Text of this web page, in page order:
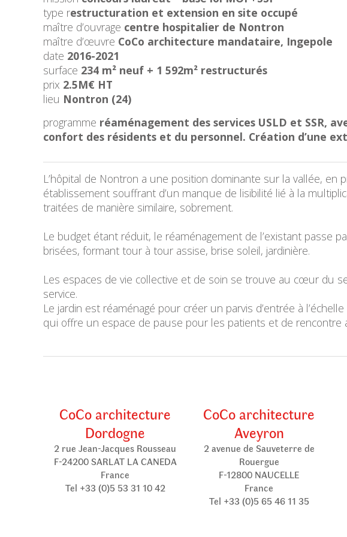
type restructuration et extension en site occupé
maître d’ouvrage centre hospitalier de Nontron
maître d’œuvre CoCo architecture mandataire, Ingepole
date 2016-2021
surface 234 m² neuf + 1 592m² restructurés
prix 2.5M€ HT
lieu Nontron (24)
programme réaménagement des services USLD et SSR,
confort des résidents et du personnel. Création d’une
L’hôpital de Nontron a une position dominante sur la vallée,
établissement souffrant d’un manque de lisibilité lié à la
traitées de manière similaire, sobrement.
Le budget étant réduit, le réaménagement de l’existant passe
brisées, formant tour à tour assise, brise soleil, jardinière.
Les espaces de vie collective et de soin se trouve au cœur du
service.
Le jardin est réaménagé pour créer un parvis d’entrée à
qui offre un espace de pause pour les patients et de rencontre
CoCo architecture
Dordogne
2 rue Jean-Jacques Rousseau
F-24200 SARLAT LA CANEDA
France
Tel +33 (0)5 53 31 10 42
CoCo architecture
Aveyron
2 avenue de Sauveterre de
Rouergue
F-12800 NAUCELLE
France
Tel +33 (0)5 65 46 11 35